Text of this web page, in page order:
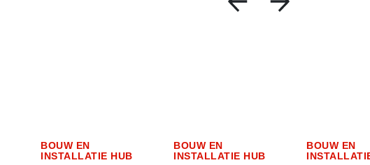
BOUW EN
INSTALLATIE HUB
BOUW EN
INSTALLATIE HUB
BOUW EN